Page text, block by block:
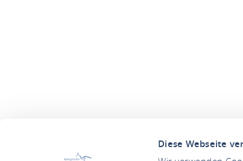
Diese Webseite